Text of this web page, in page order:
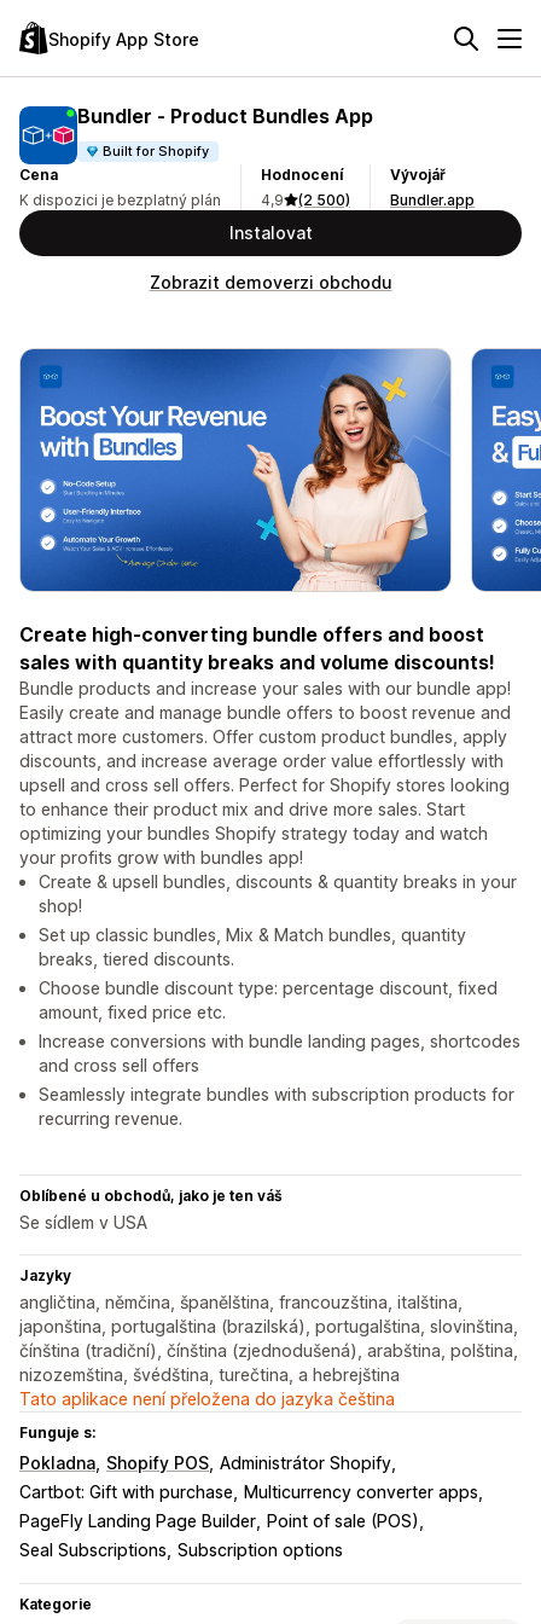
Shopify App Store
Bundler ‑ Product Bundles App
Built for Shopify
Cena
K dispozici je bezplatný plán
Hodnocení
4,9
(2 500)
Vývojář
Bundler.app
Instalovat
Zobrazit demoverzi obchodu
Create high-converting bundle offers and boost
sales with quantity breaks and volume discounts!
Bundle products and increase your sales with our bundle app!
Easily create and manage bundle offers to boost revenue and
attract more customers. Offer custom product bundles, apply
discounts, and increase average order value effortlessly with
upsell and cross sell offers. Perfect for Shopify stores looking
to enhance their product mix and drive more sales. Start
optimizing your bundles Shopify strategy today and watch
your profits grow with bundles app!
Create & upsell bundles, discounts & quantity breaks in your
shop!
Set up classic bundles, Mix & Match bundles, quantity
breaks, tiered discounts.
Choose bundle discount type: percentage discount, fixed
amount, fixed price etc.
Increase conversions with bundle landing pages, shortcodes
and cross sell offers
Seamlessly integrate bundles with subscription products for
recurring revenue.
Oblíbené u obchodů, jako je ten váš
Se sídlem v USA
Jazyky
angličtina, němčina, španělština, francouzština, italština,
japonština, portugalština (brazilská), portugalština, slovinština,
čínština (tradiční), čínština (zjednodušená), arabština, polština,
nizozemština, švédština, turečtina, a hebrejština
Tato aplikace není přeložena do jazyka čeština
Funguje s:
Pokladna Shopify POS Administrátor Shopify
Cartbot: Gift with purchase
Multicurrency converter apps
PageFly Landing Page Builder
Point of sale (POS)
Seal Subscriptions Subscription options
Kategorie